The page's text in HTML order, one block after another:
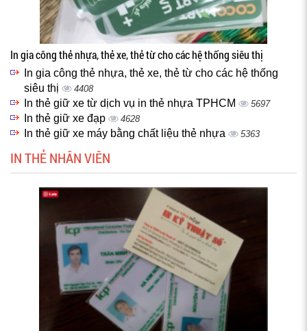
In gia công thẻ nhựa, thẻ xe, thẻ từ cho các hệ thống siêu thị
In gia công thẻ nhựa, thẻ xe, thẻ từ cho các hệ thống
siêu thị
4408
In thẻ giữ xe từ dịch vụ in thẻ nhựa TPHCM 5697
In thẻ giữ xe đạp 4628
In thẻ giữ xe máy bằng chất liệu thẻ nhựa 5363
IN THẺ NHÂN VIÊN